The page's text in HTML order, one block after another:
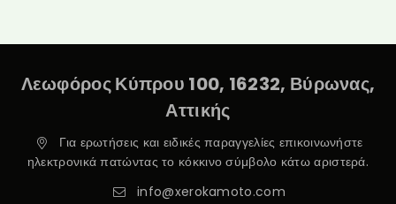
Λεωφόρος Κύπρου 100, 16232, Βύρωνας,
Αττικής
Για ερωτήσεις και ειδικές παραγγελίες επικοινωνήστε
ηλεκτρονικά πατώντας το κόκκινο σύμβολο κάτω αριστερά.
info@xerokamoto.com